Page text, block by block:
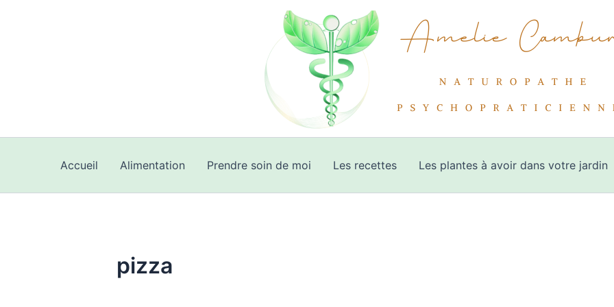
Accueil Alimentation Prendre soin de moi Les recettes Les plantes à avoir dans votre jardin
pizza